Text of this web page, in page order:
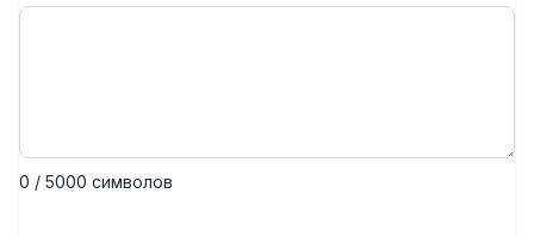
0 / 5000 символов